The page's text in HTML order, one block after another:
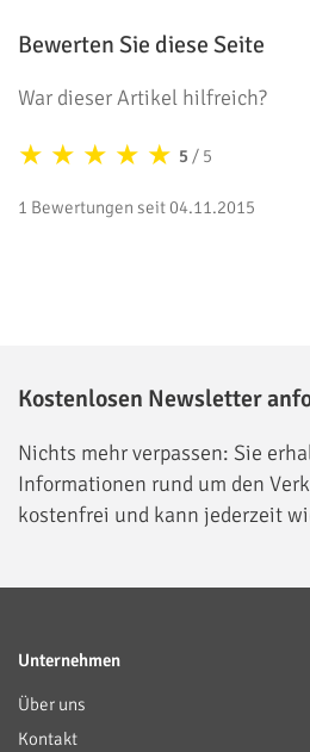
Bewerten Sie diese Seite
War dieser Artikel hilfreich?
★
★
★
★
★ 5 / 5
1 Bewertungen seit 04.11.2015
Kostenlosen Newsletter
Nichts mehr verpassen: Sie
Informationen rund um den
kostenfrei und kann jederzeit
Unternehmen
Über uns
Kontakt